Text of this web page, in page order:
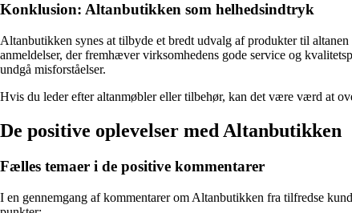
Konklusion: Altanbutikken som helhedsindtryk
Altanbutikken synes at tilbyde et bredt udvalg af produkter til
anmeldelser, der fremhæver virksomhedens gode service og
undgå misforståelser.
Hvis du leder efter altanmøbler eller tilbehør, kan det være værd at
De positive oplevelser med Altanbutikken
Fælles temaer i de positive kommentarer
I en gennemgang af kommentarer om Altanbutikken fra tilfredse